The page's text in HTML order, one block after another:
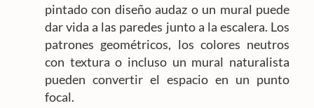
pintado con diseño audaz o un mural puede
dar vida a las paredes junto a la escalera. Los
patrones geométricos, los colores neutros
con textura o incluso un mural naturalista
pueden convertir el espacio en un punto
focal.